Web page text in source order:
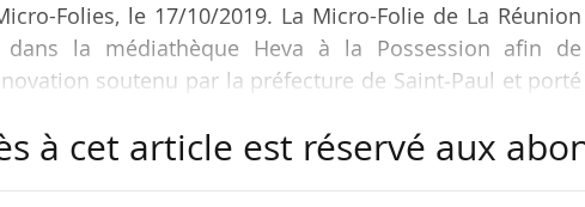
Folies, le 17/10/2019. La Micro-Folie de La Réunion
dans la médiathèque Heva à la Possession afin de
soutenu par la préfecture de Saint‐Paul et porté
à cet article est réservé aux